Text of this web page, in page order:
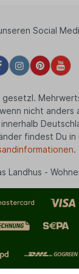
Social
gesetzl.
, wenn nicht
findest Du in
.
Landhus -